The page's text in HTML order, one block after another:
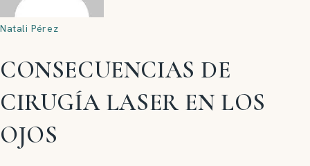
Natali Pérez
CONSECUENCIAS DE
CIRUGÍA LASER EN LOS
OJOS